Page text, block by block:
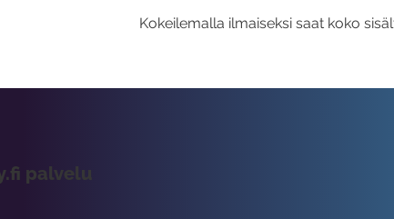
Kokeilemalla ilmaiseksi saat koko
palvelu